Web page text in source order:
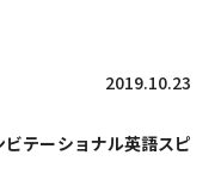
2019.10.23
テーショナル英語スピ